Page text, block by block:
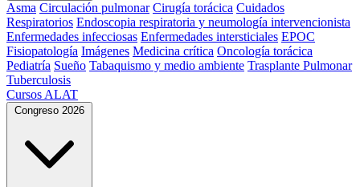
Asma Circulación pulmonar Cirugía torácica Cuidados
Respiratorios Endoscopia respiratoria y neumología intervencionista
Enfermedades infecciosas Enfermedades intersticiales EPOC
Fisiopatología Imágenes Medicina crítica Oncología torácica
Pediatría Sueño Tabaquismo y medio ambiente Trasplante Pulmonar
Tuberculosis
Cursos ALAT
Congreso 2026